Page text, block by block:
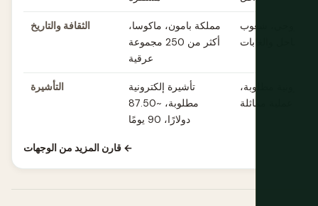
الثقافة والتاريخ
مملكة بامون، ماكوسا،
أكثر من 250 مجموعة
عرقية
الروحي، شعوب
الساحل والغابات
التأشيرة
تأشيرة إلكترونية
مطلوبة، ~87.50
دولارًا، 90 يومًا
إلكترونية مطلوبة،
عملية مماثلة
قارن المزيد من الوجهات ←